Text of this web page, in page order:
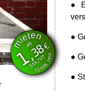
mieten
inkl. MwSt.
ab
1,38€
Stk/VT
●
●
●
●